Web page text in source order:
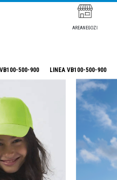
AREANEGOZI
500-900 LINEA VB100-500-900